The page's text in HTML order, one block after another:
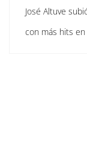
José Altuve
con más hits